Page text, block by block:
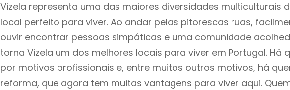
Vizela representa uma das maiores diversidades multiculturais
local perfeito para viver. Ao andar pelas pitorescas ruas,
ouvir encontrar pessoas simpáticas e uma comunidade
torna Vizela um dos melhores locais para viver em Portugal. Há
por motivos profissionais e, entre muitos outros motivos, há
reforma, que agora tem muitas vantagens para viver aqui.